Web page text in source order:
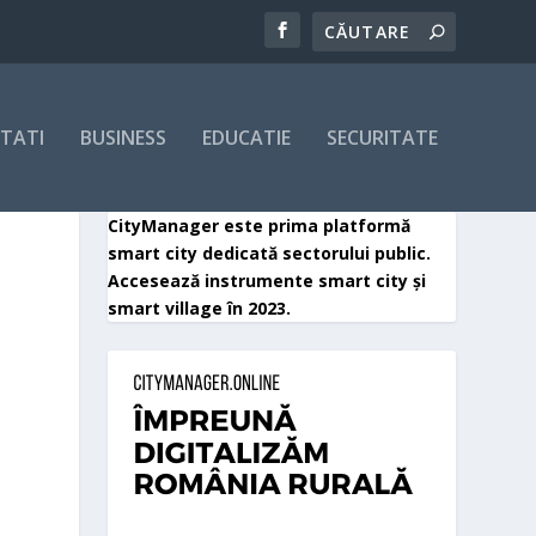
BUSINESS EDUCATIE SECURITATE
CityManager este prima platformă
smart city dedicată sectorului public.
Accesează instrumente smart city și
smart village în 2023.